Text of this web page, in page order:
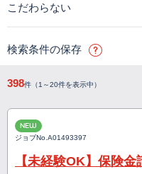
こだわらない
検索条件の保存
398件（1～20件を表示中）
NEW
ジョブNo.A01493397
【未経験OK】保険